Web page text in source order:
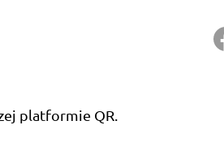
platformie QR.